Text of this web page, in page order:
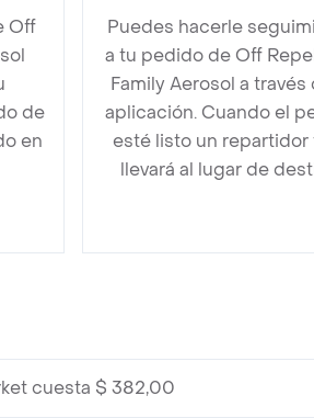
Off
de
en
Puedes hacerle
a tu pedido de Off
Family Aerosol a través
aplicación. Cuando el
esté listo un repartidor
llevará al lugar de
cuesta $ 382,00